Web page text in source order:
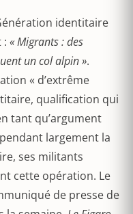
identitaire
: « Migrants : des
un col alpin ».
« d’extrême
qualification qui
tant qu’argument
largement la
ses militants
cette opération. Le
de presse de